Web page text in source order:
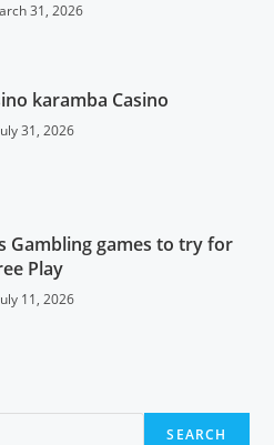
31, 2026
karamba Casino
31, 2026
Gambling games to try for
Play
11, 2026
SEARCH